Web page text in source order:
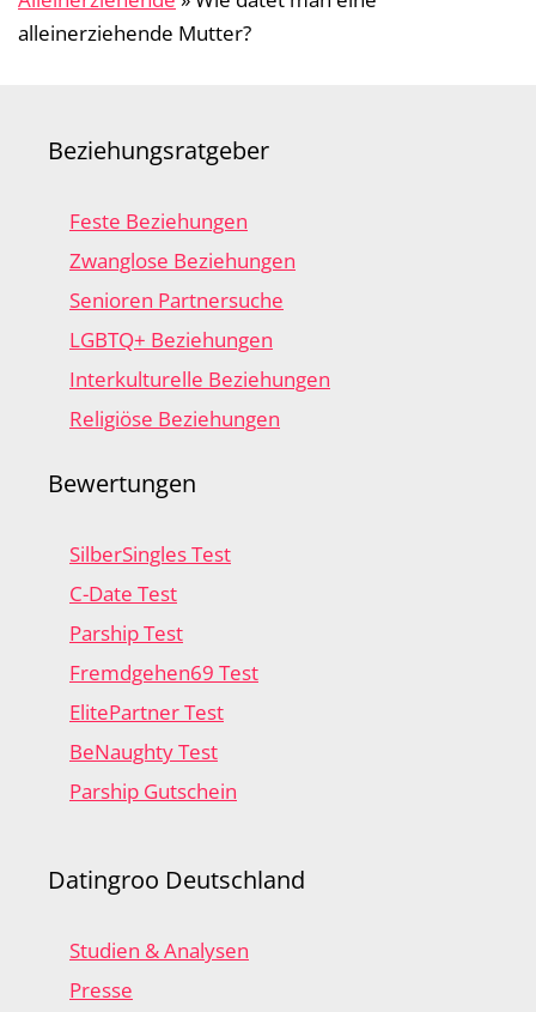
alleinerziehende Mutter?
Beziehungsratgeber
Feste Beziehungen
Zwanglose Beziehungen
Senioren Partnersuche
LGBTQ+ Beziehungen
Interkulturelle Beziehungen
Religiöse Beziehungen
Bewertungen
SilberSingles Test
C-Date Test
Parship Test
Fremdgehen69 Test
ElitePartner Test
BeNaughty Test
Parship Gutschein
Datingroo Deutschland
Studien & Analysen
Presse